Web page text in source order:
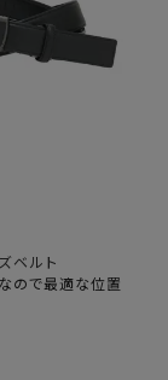
ベルト
ので最適な位置